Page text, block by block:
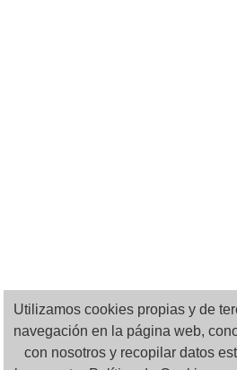
Utilizamos cookies propias y de
navegación en la página web,
con nosotros y recopilar datos